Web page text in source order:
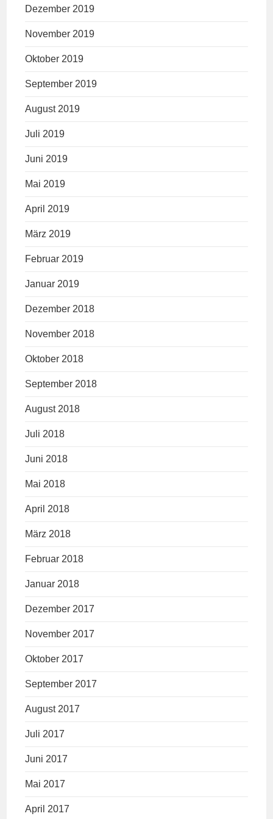
Dezember 2019
November 2019
Oktober 2019
September 2019
August 2019
Juli 2019
Juni 2019
Mai 2019
April 2019
März 2019
Februar 2019
Januar 2019
Dezember 2018
November 2018
Oktober 2018
September 2018
August 2018
Juli 2018
Juni 2018
Mai 2018
April 2018
März 2018
Februar 2018
Januar 2018
Dezember 2017
November 2017
Oktober 2017
September 2017
August 2017
Juli 2017
Juni 2017
Mai 2017
April 2017